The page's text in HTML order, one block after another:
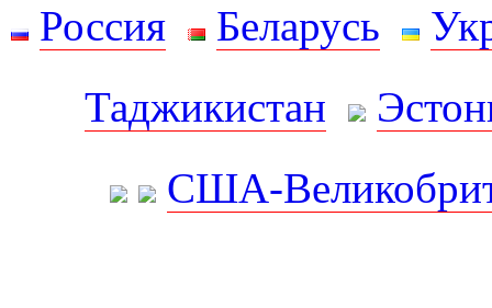
Россия Беларусь
Таджикистан
США-